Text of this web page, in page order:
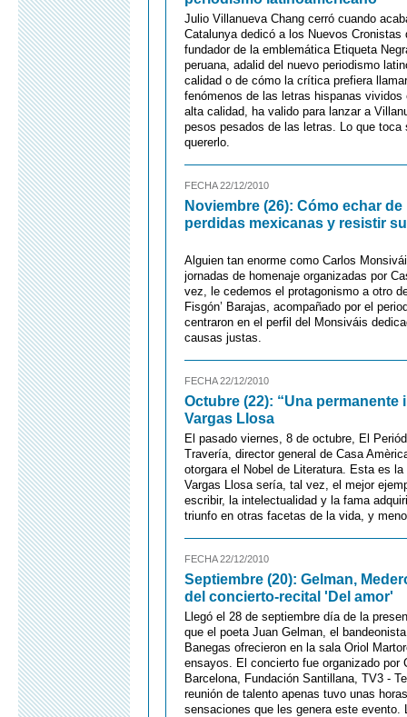
Julio Villanueva Chang cerró cuando
Catalunya dedicó a los Nuevos
fundador de la emblemática Etiqueta
peruana, adalid del nuevo periodismo
calidad o de cómo la crítica prefiera
fenómenos de las letras hispanas
alta calidad, ha valido para lanzar a
pesos pesados de las letras. Lo que
quererlo.
FECHA 22/12/2010
Noviembre (26): Cómo echar
perdidas mexicanas y resistir
Alguien tan enorme como Carlos
jornadas de homenaje organizadas por
vez, le cedemos el protagonismo a otro
Fisgón’ Barajas, acompañado por el
centraron en el perfil del Monsiváis
causas justas.
FECHA 22/12/2010
Octubre (22): “Una
Vargas Llosa
El pasado viernes, 8 de octubre, El
Travería, director general de Casa
otorgara el Nobel de Literatura. Esta es
Vargas Llosa sería, tal vez, el mejor
escribir, la intelectualidad y la fama
triunfo en otras facetas de la vida, y
FECHA 22/12/2010
Septiembre (20): Gelman,
del concierto-recital 'Del amor'
Llegó el 28 de septiembre día de la
que el poeta Juan Gelman, el
Banegas ofrecieron en la sala Oriol
ensayos. El concierto fue organizado por
Barcelona, Fundación Santillana, TV3 -
reunión de talento apenas tuvo unas
sensaciones que les genera este